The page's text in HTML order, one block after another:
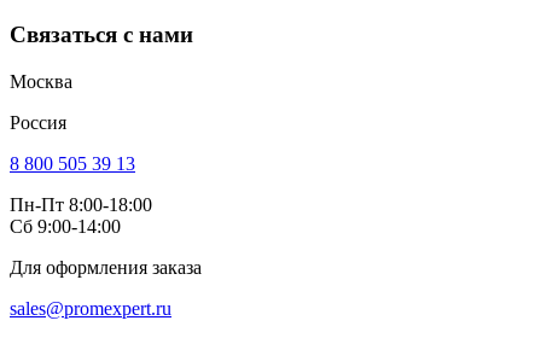
Связаться с нами
Москва
Россия
8 800 505 39 13
Пн-Пт 8:00-18:00
Сб 9:00-14:00
Для оформления заказа
sales@promexpert.ru